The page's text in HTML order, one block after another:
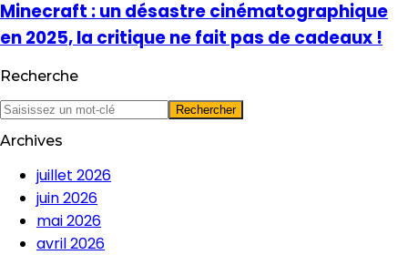
Minecraft : un désastre cinématographique
en 2025, la critique ne fait pas de cadeaux !
Recherche
Archives
juillet 2026
juin 2026
mai 2026
avril 2026